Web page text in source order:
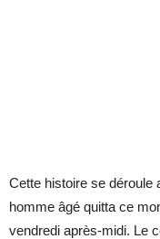
Cette histoire se déroule
homme âgé quitta ce
vendredi après-midi. Le